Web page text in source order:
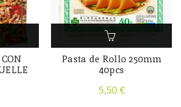
Pasta de Rollo 250mm
40pcs
5,50 €